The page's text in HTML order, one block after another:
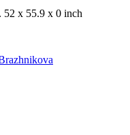
52 x 55.9 x 0 inch